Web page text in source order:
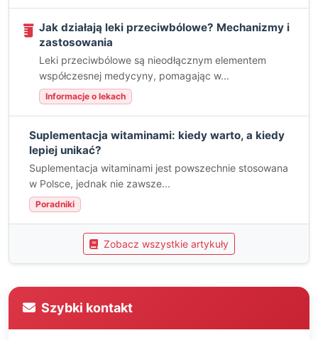
Jak działają leki przeciwbólowe? Mechanizmy i
zastosowania
Leki przeciwbólowe są nieodłącznym elementem
współczesnej medycyny, pomagając w...
Informacje o lekach
Suplementacja witaminami: kiedy warto, a kiedy
lepiej unikać?
Suplementacja witaminami jest powszechnie stosowana
w Polsce, jednak nie zawsze...
Poradniki
Zobacz wszystkie artykuły
Szybki kontakt